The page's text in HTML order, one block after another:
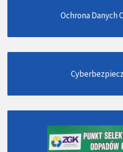
Ochrona Danych